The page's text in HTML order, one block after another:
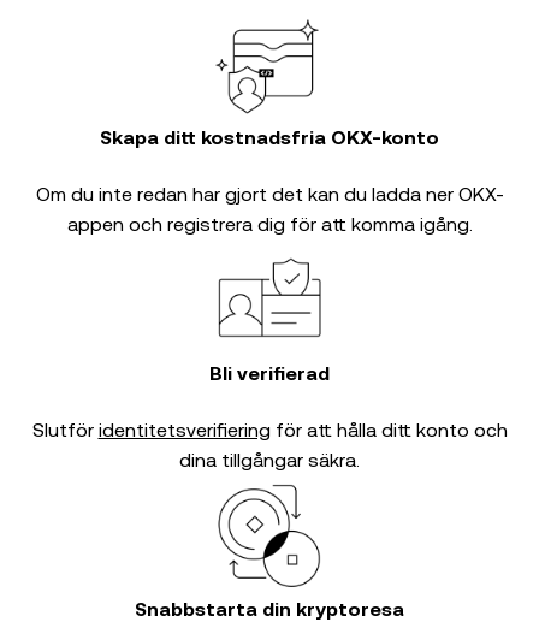
Skapa ditt kostnadsfria OKX-konto
Om du inte redan har gjort det kan du ladda ner OKX-
appen och registrera dig för att komma igång.
Bli verifierad
Slutför identitetsverifiering för att hålla ditt konto och
dina tillgångar säkra.
Snabbstarta din kryptoresa